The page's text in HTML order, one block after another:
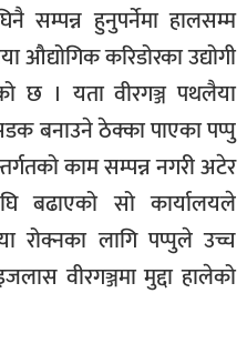
सम्पन्न हुनुपर्नेमा हालसम्म
औद्योगिक करिडोरका उद्योगी
छ । यता वीरगञ्ज पथलैया
बनाउने ठेक्का पाएका पप्पु
काम सम्पन्न नगरी अटेर
बढाएको सो कार्यालयले
रोक्नका लागि पप्पुले उच्च
वीरगञ्जमा मुद्दा हालेको